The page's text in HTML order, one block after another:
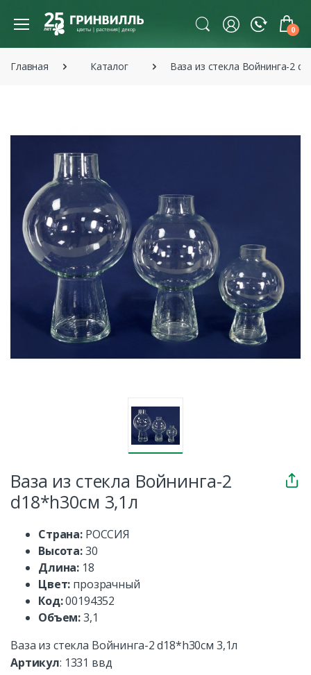
0
Главная Каталог Ваза из стекла Войнинга-2
Ваза из стекла Войнинга-2
d18*h30см 3,1л
Страна: РОССИЯ
Высота:30
Длина: 18
Цвет: прозрачный
Код:00194352
Объем:3,1
Ваза из стекла Войнинга-2 d18*h30см 3,1л
Артикул: 1331 ввд